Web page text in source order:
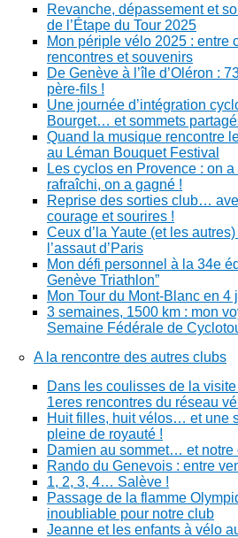
Revanche, dépassement et
de l’Étape du Tour 2025
Mon périple vélo 2025 : entre
rencontres et souvenirs
De Genève à l’île d’Oléron :
père-fils !
Une journée d’intégration
Bourget… et sommets
Quand la musique rencontre
au Léman Bouquet Festival
Les cyclos en Provence : on
rafraîchi, on a gagné !
Reprise des sorties club…
courage et sourires !
Ceux d’la Yaute (et les
l’assaut d’Paris
Mon défi personnel à la 34e
Genève Triathlon”
Mon Tour du Mont-Blanc en 4
3 semaines, 1500 km : mon
Semaine Fédérale de
A la rencontre des autres clubs
Dans les coulisses de la
1eres rencontres du réseau
Huit filles, huit vélos… et une
pleine de royauté !
Damien au sommet… et notre
Rando du Genevois : entre
1, 2, 3, 4… Salève !
Passage de la flamme
inoubliable pour notre club
Jeanne et les enfants à vélo